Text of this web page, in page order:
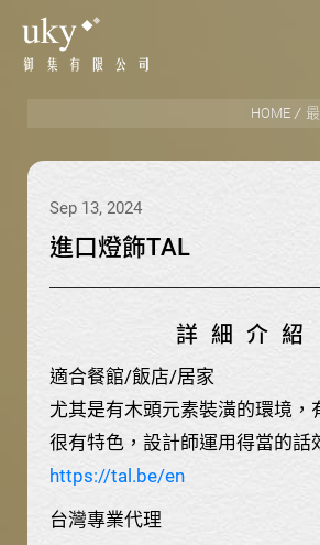
HOME
Sep 13, 2024
進口燈飾TAL
詳細介紹
適合餐館/飯店/居家
尤其是有木頭元素裝潢的環境，
很有特色，設計師運用得當的話
https://tal.be/en
台灣專業代理